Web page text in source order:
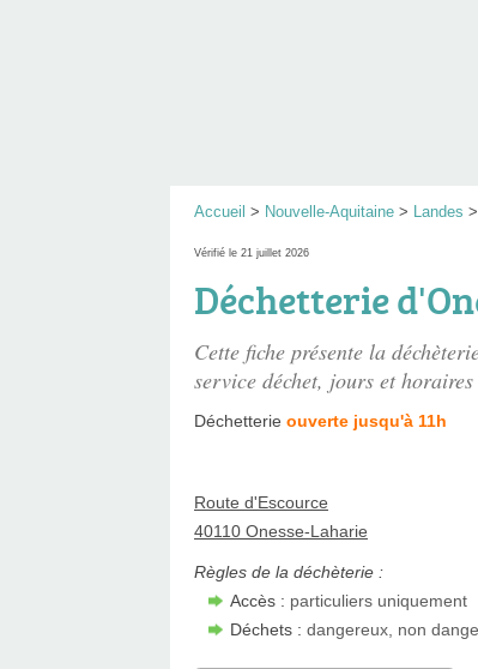
Accueil > Nouvelle-Aquitaine > Landes >
Vérifié le 21 juillet 2026
Déchetterie
Cette fiche présente la
service déchet, jours et
Déchetterie ouverte jusqu'à 11h
Route d'Escource
40110 Onesse-Laharie
Règles de la déchèterie :
Accès : particuliers uniquement
Déchets : dangereux, non